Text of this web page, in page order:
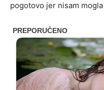
pogotovo jer nisam